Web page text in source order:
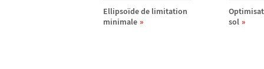
Ellipsoïde de limitation
minimale
sol